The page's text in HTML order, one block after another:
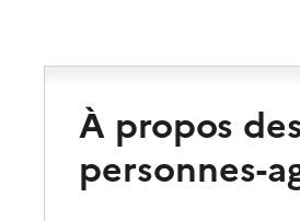
À propos
personnes-